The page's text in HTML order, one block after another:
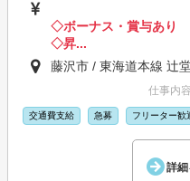
◇ボーナス・賞与あり
◇昇...
藤沢市 / 東海道本線 辻
仕事内
交通費支給 急募 フリーター歓
詳